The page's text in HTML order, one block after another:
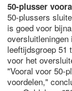
50-plusser
50-plussers
is goed voor
leeftijdsgroep 51
voor het
"Vooral voor 50-
voordelen,"